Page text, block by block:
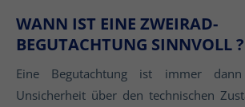
WANN IST EINE ZWEIRAD-
BEGUTACHTUNG SINNVOLL ?
Eine Begutachtung ist immer
Unsicherheit über den technischen